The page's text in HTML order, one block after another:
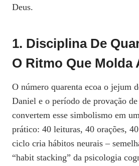
Deus.
1. Disciplina De
O Ritmo Que Molda
O número quarenta ecoa o jejum
Daniel e o período de provação de
convertem esse simbolismo em
prático: 40 leituras, 40 orações,
ciclo cria hábitos neurais –
“habit stacking” da psicologia